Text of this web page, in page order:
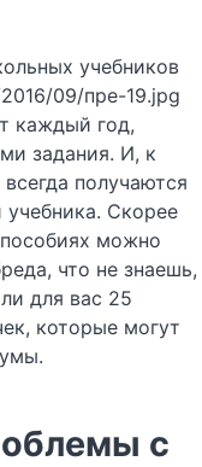
09/пре-19.jpg
каждый год,
задания. И, к
получаются
Скорее
можно
что не знаешь,
для вас 25
которые могут
с